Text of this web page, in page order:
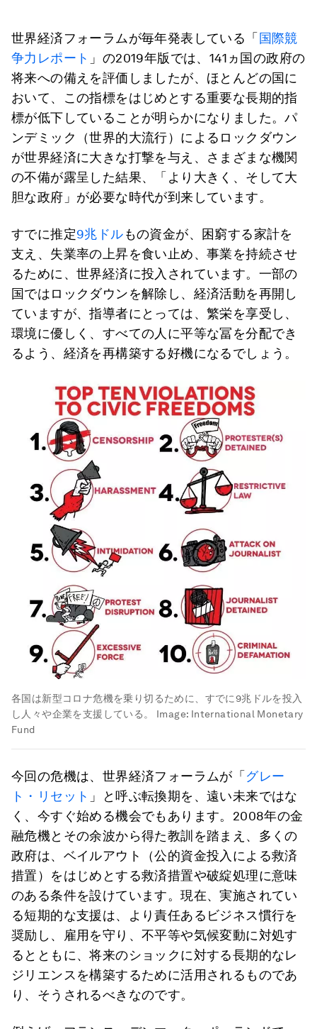
世界経済フォーラムが毎年発表している「 国際競
争⼒レポート 」の2019年版では、141ヵ国の政府の
将来への備えを評価しましたが、ほとんどの国に
おいて、この指標をはじめとする重要な長期的指
標が低下していることが明らかになりました。パ
ンデミック（世界的大流行）によるロックダウン
が世界経済に大きな打撃を与え、さまざまな機関
の不備が露呈した結果、「より大きく、そして大
胆な政府」が必要な時代が到来しています。
すでに推定9兆ドルもの資金が、困窮する家計を
支え、失業率の上昇を食い止め、事業を持続させ
るために、世界経済に投入されています。一部の
国ではロックダウンを解除し、経済活動を再開し
ていますが、指導者にとっては、繁栄を享受し、
環境に優しく、すべての人に平等な冨を分配でき
るよう、経済を再構築する好機になるでしょう。
各国は新型コロナ危機を乗り切るために、すでに9兆ドルを投入
し人々や企業を支援している。
Image: International Monetary
Fund
今回の危機は、世界経済フォーラムが「 グレー
ト・リセット 」と呼ぶ転換期を、遠い未来ではな
く、今すぐ始める機会でもあります。2008年の金
融危機とその余波から得た教訓を踏まえ、多くの
政府は、ベイルアウト（公的資金投入による救済
措置）をはじめとする救済措置や破綻処理に意味
のある条件を設けています。現在、実施されてい
る短期的な支援は、より責任あるビジネス慣行を
奨励し、雇用を守り、不平等や気候変動に対処す
るとともに、将来のショックに対する長期的なレ
ジリエンスを構築するために活用されるものであ
り、そうされるべきなのです。